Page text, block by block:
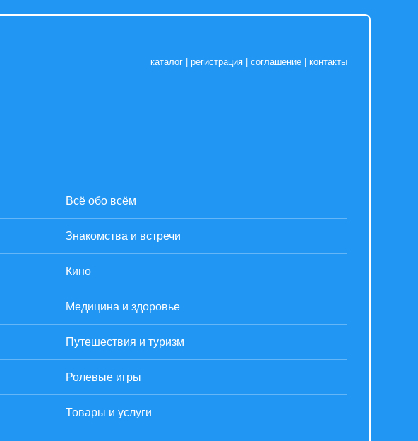
каталог |регистрация |соглашение |контакты
Всё обо всём
Знакомства и встречи
Кино
Медицина и здоровье
Путешествия и туризм
Ролевые игры
Товары и услуги